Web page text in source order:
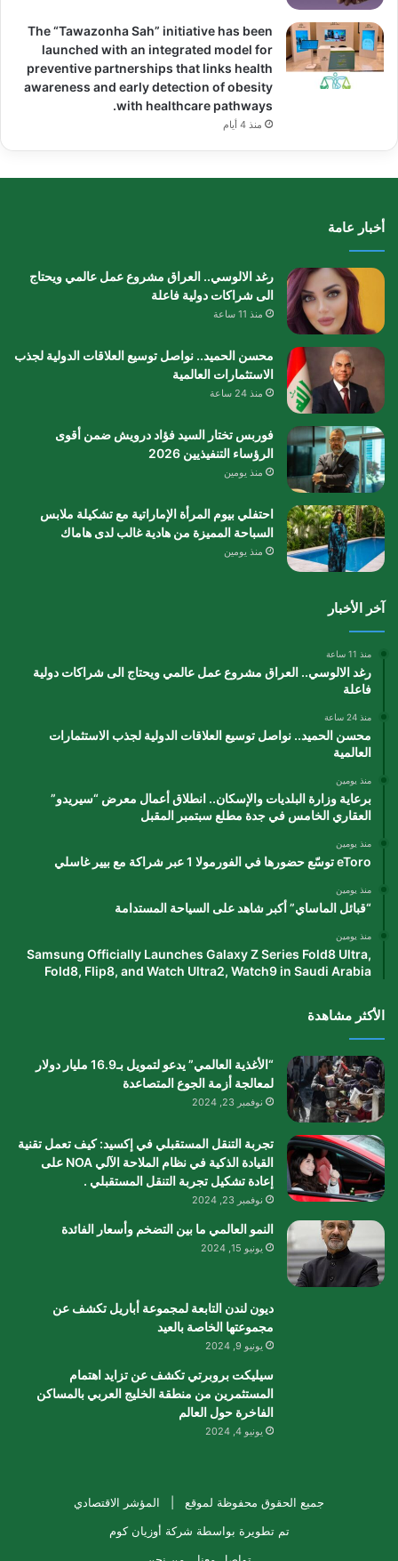
The “Tawazonha Sah” initiative has been
launched with an integrated model for
preventive partnerships that links health
awareness and early detection of obesity
with healthcare pathways.
منذ 4 أيام
أخبار عامة
رغد الالوسي.. العراق مشروع عمل عالمي ويحتاج
الى شراكات دولية فاعلة
منذ 11 ساعة
محسن الحميد.. نواصل توسيع العلاقات الدولية لجذب
الاستثمارات العالمية
منذ 24 ساعة
فوربس تختار السيد فؤاد درويش ضمن أقوى
الرؤساء التنفيذيين 2026
منذ يومين
احتفلي بيوم المرأة الإماراتية مع تشكيلة ملابس
السباحة المميزة من هادية غالب لدى هاماك
منذ يومين
آخر الأخبار
منذ 11 ساعة
رغد الالوسي.. العراق مشروع عمل عالمي ويحتاج الى شراكات دولية
فاعلة
منذ 24 ساعة
محسن الحميد.. نواصل توسيع العلاقات الدولية لجذب الاستثمارات
العالمية
منذ يومين
برعاية وزارة البلديات والإسكان.. انطلاق أعمال معرض “سيريدو”
العقاري الخامس في جدة مطلع سبتمبر المقبل
منذ يومين
eToro توسّع حضورها في الفورمولا 1 عبر شراكة مع بيير غاسلي
منذ يومين
“قبائل الماساي” أكبر شاهد على السياحة المستدامة
منذ يومين
Samsung Officially Launches Galaxy Z Series Fold8 Ultra,
Fold8, Flip8, and Watch Ultra2, Watch9 in Saudi Arabia
الأكثر مشاهدة
“الأغذية العالمي” يدعو لتمويل بـ16.9 مليار دولار
لمعالجة أزمة الجوع المتصاعدة
نوفمبر 23, 2024
تجربة التنقل المستقبلي في إكسيد: كيف تعمل تقنية
القيادة الذكية في نظام الملاحة الآلي NOA على
إعادة تشكيل تجربة التنقل المستقبلي .
نوفمبر 23, 2024
النمو العالمي ما بين التضخم وأسعار الفائدة
يونيو 15, 2024
ديون لندن التابعة لمجموعة أباريل تكشف عن
مجموعتها الخاصة بالعيد
يونيو 9, 2024
سيليكت بروبرتي تكشف عن تزايد اهتمام
المستثمرين من منطقة الخليج العربي بالمساكن
الفاخرة حول العالم
يونيو 4, 2024
جميع الحقوق محفوظة لموقع | المؤشر الاقتصادي
تم تطويرة بواسطة شركة أوزيان كوم